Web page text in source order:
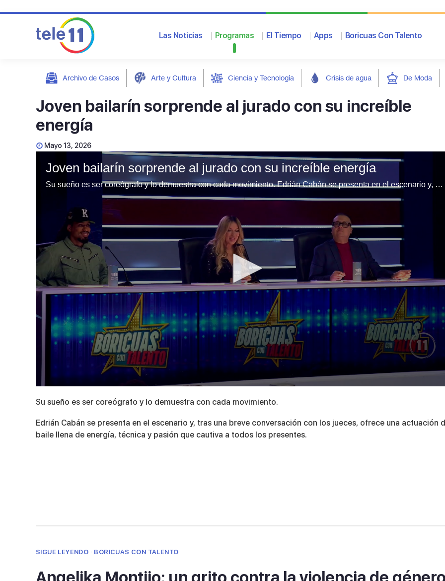
Las Noticias Programas El Tiempo Apps Boricuas Con Talento
Archivo de Casos Arte y Cultura Ciencia y Tecnología Crisis de agua De Moda
Joven bailarín sorprende al jurado con su increíble
energía
Mayo 13, 2026
Joven bailarín sorprende al jurado con su increíble energía
Su sueño es ser coreógrafo y lo demuestra con cada movimiento. Edrián Cabán se presenta en el escenario y, tras una breve conversación con los jueces, ofrece una actuación de baile llena de energía, técnica y pasión que cautiva a todos los presentes.
seconds
of
minutes,
secondsVolume
Su sueño es ser coreógrafo y lo demuestra con cada movimiento.
Edrián Cabán se presenta en el escenario y, tras una breve conversación con los jueces, ofrece una actuación
baile llena de energía, técnica y pasión que cautiva a todos los presentes.
SIGUE LEYENDO · BORICUAS CON TALENTO